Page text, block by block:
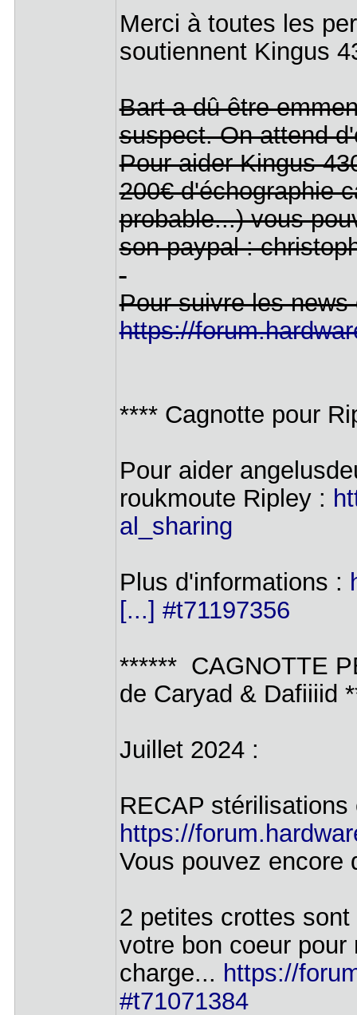
Merci à toutes les
soutiennent Kingus
Bart a dû être
suspect. On attend
Pour aider Kingus
200€ d'échographie
probable...) vous
son paypal :
Pour suivre les news
https://
**** Cagnotte pour
Pour aider
roukmoute Ripley :
al_sharing
Plus d'informations :
[...] #t71197356
****** CAGNOTTE
de Caryad & Dafiiiid
Juillet 2024 :
RECAP
https://
Vous pouvez encore
2 petites crottes
votre bon coeur
charge... https://
#t71071384